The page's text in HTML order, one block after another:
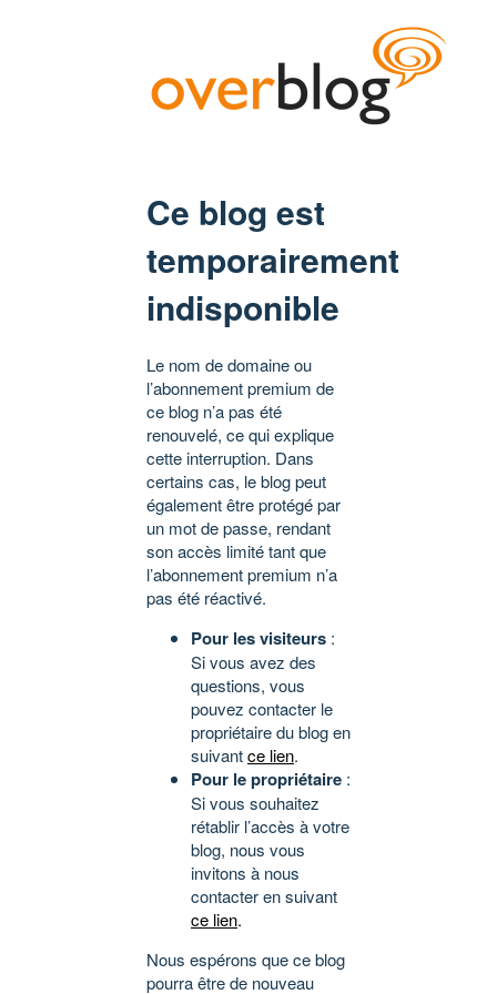
Ce blog est
temporairement
indisponible
Le nom de domaine ou
l’abonnement premium de
ce blog n’a pas été
renouvelé, ce qui explique
cette interruption. Dans
certains cas, le blog peut
également être protégé par
un mot de passe, rendant
son accès limité tant que
l’abonnement premium n’a
pas été réactivé.
Pour les visiteurs :
Si vous avez des
questions, vous
pouvez contacter le
propriétaire du blog en
suivantce lien.
Pour le propriétaire :
Si vous souhaitez
rétablir l’accès à votre
blog, nous vous
invitons à nous
contacter en suivant
ce lien.
Nous espérons que ce blog
pourra être de nouveau